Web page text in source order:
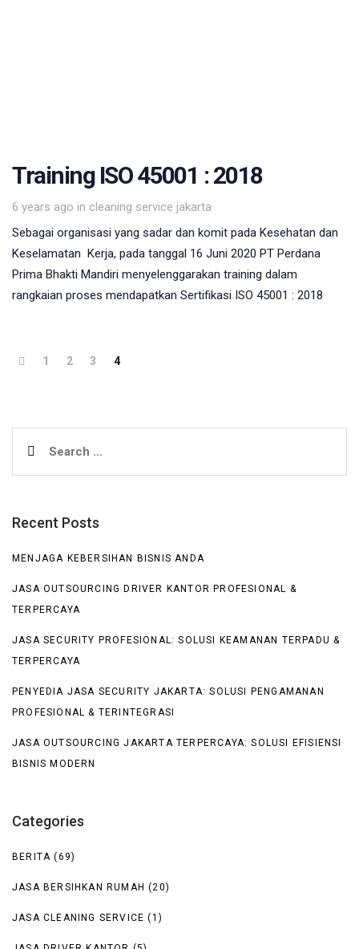
Training ISO 45001 : 2018
6 years ago in
Tags
cleaning service jakarta
Sebagai organisasi yang sadar dan komit pada Kesehatan dan
Keselamatan Kerja, pada tanggal 16 Juni 2020 PT Perdana
Prima Bhakti Mandiri menyelenggarakan training dalam
rangkaian proses mendapatkan Sertifikasi ISO 45001 : 2018
1 2 3 4
for:
Recent Posts
MENJAGA KEBERSIHAN BISNIS ANDA
JASA OUTSOURCING DRIVER KANTOR PROFESIONAL &
TERPERCAYA
JASA SECURITY PROFESIONAL: SOLUSI KEAMANAN TERPADU &
TERPERCAYA
PENYEDIA JASA SECURITY JAKARTA: SOLUSI PENGAMANAN
PROFESIONAL & TERINTEGRASI
JASA OUTSOURCING JAKARTA TERPERCAYA: SOLUSI EFISIENSI
BISNIS MODERN
Categories
BERITA (69)
JASA BERSIHKAN RUMAH (20)
JASA CLEANING SERVICE (1)